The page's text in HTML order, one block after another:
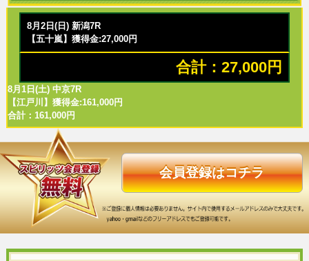
8月2日(日) 新潟7R
【五十嵐】獲得金:27,000円
合計：27,000円
8月1日(土) 中京7R
【江戸川】獲得金:161,000円
合計：161,000円
会員登録はコチラ